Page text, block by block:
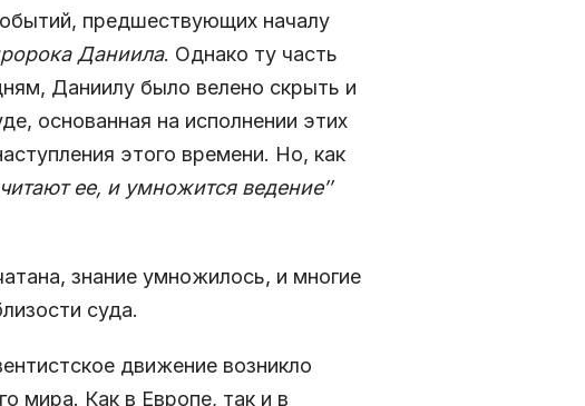
предшествующих началу
Даниила. Однако ту часть
Даниилу было велено скрыть и
основанная на исполнении этих
этого времени. Но, как
ее, и умножится ведение″
знание умножилось, и многие
суда.
движение возникло
мира. Как в Европе, так и в